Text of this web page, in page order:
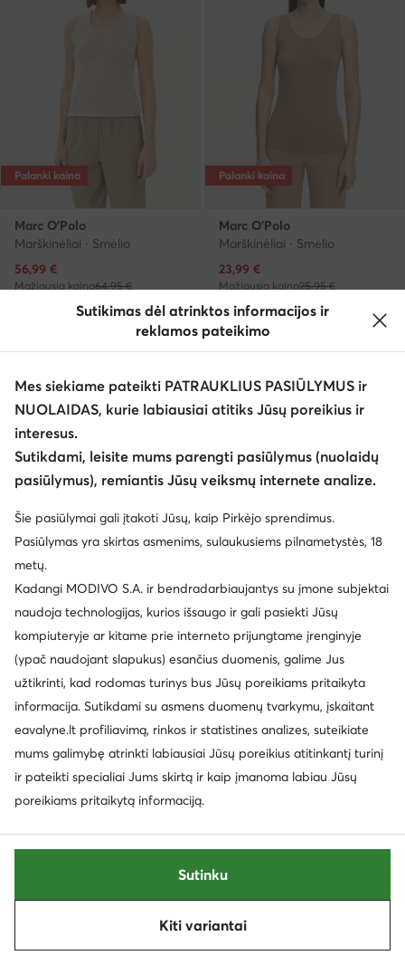
Palanki kaina
Marc O'Polo
Marškinėliai · Smėlio
Dabartinė kaina
56,99 €
Mažiausia kaina64,95 €
Palanki kaina
Marc O'Polo
Marškinėliai · Smėlio
Dabartinė kaina
23,99 €
Mažiausia kaina25,95 €
Palanki kaina
Marc O'Polo
Polo marškinėliai · Balta
Dabartinė kaina
39,99€
Palanki kaina
Marc O'Polo
Laisvalaikio batai · Balta
Dabartinė kaina
91,99€
Marc O'Polo
Marc O'Polo
Sutikimas dėl atrinktos informacijos ir
reklamos pateikimo
Mes siekiame pateikti PATRAUKLIUS PASIŪLYMUS ir
NUOLAIDAS, kurie labiausiai atitiks Jūsų poreikius ir
interesus.
Sutikdami, leisite mums parengti pasiūlymus (nuolaidų
pasiūlymus), remiantis Jūsų veiksmų internete analize.
Šie pasiūlymai gali įtakoti Jūsų, kaip Pirkėjo sprendimus.
Pasiūlymas yra skirtas asmenims, sulaukusiems pilnametystės, 18
metų.
Kadangi MODIVO S.A. ir bendradarbiaujantys su įmone subjektai
naudoja technologijas, kurios išsaugo ir gali pasiekti Jūsų
kompiuteryje ar kitame prie interneto prijungtame įrenginyje
(ypač naudojant slapukus) esančius duomenis, galime Jus
užtikrinti, kad rodomas turinys bus Jūsų poreikiams pritaikyta
informacija. Sutikdami su asmens duomenų tvarkymu, įskaitant
eavalyne.lt profiliavimą, rinkos ir statistines analizes, suteikiate
mums galimybę atrinkti labiausiai Jūsų poreikius atitinkantį turinį
ir pateikti specialiai Jums skirtą ir kaip įmanoma labiau Jūsų
poreikiams pritaikytą informaciją.
Kiti variantai
Sutinku